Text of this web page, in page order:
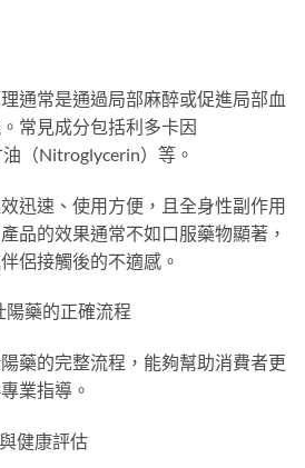
通常是通過局部麻醉或促進局部血
常見成分包括利多卡因
油（Nitroglycerin）等。
迅速、使用方便，且全身性副作用
品的效果通常不如口服藥物顯著，
侶接觸後的不適感。
陽藥的正確流程
藥的完整流程，能夠幫助消費者更
業指導。
健康評估